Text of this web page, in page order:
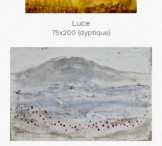
Luce
75x200 (dyptique)